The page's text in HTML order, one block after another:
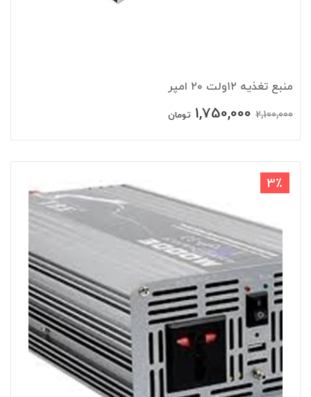
منبع تغذیه ۱۲ولت ۲۰ امپر
2,100,000
1,750,000 تومان
3٪